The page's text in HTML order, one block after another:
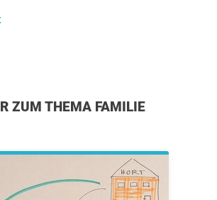
ZUM THEMA FAMILIE